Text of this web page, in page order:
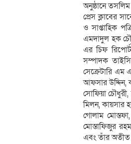
অনুষ্ঠানে
প্রেস ক্লাবের
ও সাপ্তাহিক
এমদাদুল হক
এর চিফ
সম্পাদক
সেক্রেটারি এম
আফসার উদ্দিন,
সোফিয়া চৌধুরী,
মিলন, কায়সার
গোলাম
মোস্তাফিজুর
এবং তাঁর অতীত